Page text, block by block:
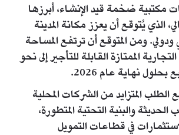
مكتبية ضخمة قيد الإنشاء، أبرزها
الذي يُتوقع أن يعزز مكانة المدينة
ومن المتوقع أن ترتفع المساحة
الممتازة القابلة للتأجير إلى نحو
المتزايد من الشركات المحلية
الحديثة والبنية التحتية المتطورة،
في قطاعات التمويل